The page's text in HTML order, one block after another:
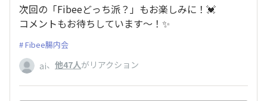
次回の「Fibeeどっち派？」もお楽しみに！💓
コメントもお待ちしています〜！✨
Fibee腸内会
ai、 他47人がリアクション